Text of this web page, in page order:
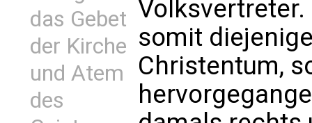
das Gebet
der Kirche
und Atem
des
somit
Christentum,